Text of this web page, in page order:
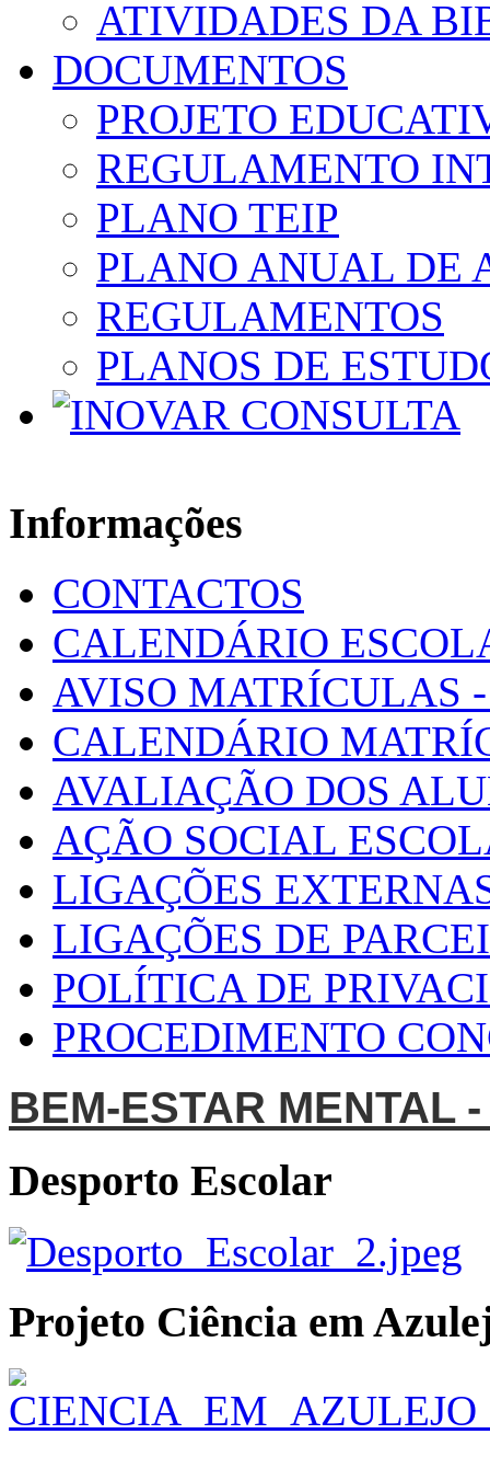
ATIVIDADES DA
DOCUMENTOS
PROJETO
REGULAMENTO
PLANO TEIP
PLANO ANUAL DE
REGULAMENTOS
PLANOS DE
Informações
CONTACTOS
CALENDÁRIO
AVISO MATRÍCULAS
CALENDÁRIO
AVALIAÇÃO DOS
AÇÃO SOCIAL
LIGAÇÕES
LIGAÇÕES DE
POLÍTICA DE
PROCEDIMENTO
BEM-ESTAR MENTAL
Desporto Escolar
Projeto Ciência em